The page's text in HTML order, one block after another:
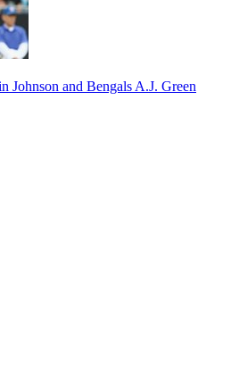
Johnson and Bengals A.J. Green